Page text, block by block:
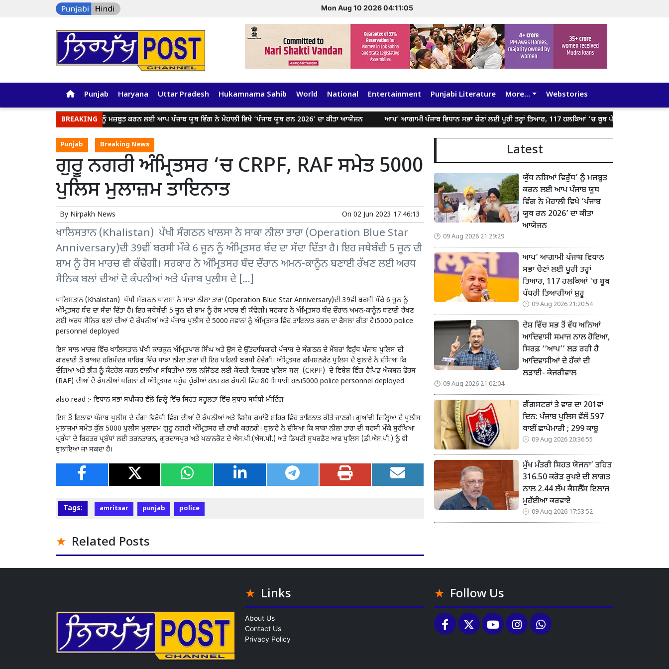
Mon Aug 10 2026 04:11:06
Punjab Haryana Uttar Pradesh Hukamnama Sahib World National Entertainment Punjabi Literature More... Webstories
BREAKING
ਯੁੱਧ ਨਸ਼ਿਆਂ ਵਿਰੁੱਧ’ ਨੂੰ ਮਜ਼ਬੂਤ ਕਰਨ ਲਈ ਆਪ ਪੰਜਾਬ ਯੂਥ ਵਿੰਗ ਨੇ ਮੋਹਾਲੀ ਵਿਖੇ ‘ਪੰਜਾਬ ਯੂਥ ਰਨ 2026’ ਦਾ ਕੀਤਾ ਆਯੋਜਨ ਆਪ' ਆਗਾਮੀ ਪੰਜਾਬ ਵਿਧਾਨ ਸਭਾ ਚੋਣਾਂ ਲਈ ਪੂਰੀ ਤਰ੍ਹਾਂ ਤਿਆਰ, 117 ਹਲਕਿਆਂ 'ਚ ਬੂਥ ਪੱਧਰੀ ਤਿਆਰੀਆਂ ਸ਼ੁਰੂ
Punjab Breaking News
ਗੁਰੂ ਨਗਰੀ ਅੰਮ੍ਰਿਤਸਰ ‘ਚ CRPF, RAF ਸਮੇਤ 5000
ਪੁਲਿਸ ਮੁਲਾਜ਼ਮ ਤਾਇਨਾਤ
By Nirpakh News On 02 Jun 2023 17:46:13
ਖਾਲਿਸਤਾਨ (Khalistan) ਪੱਖੀ ਸੰਗਠਨ ਖਾਲਸਾ ਨੇ ਸਾਕਾ ਨੀਲਾ ਤਾਰਾ (Operation Blue Star
Anniversary)ਦੀ 39ਵੀਂ ਬਰਸੀ ਮੌਕੇ 6 ਜੂਨ ਨੂੰ ਅੰਮ੍ਰਿਤਸਰ ਬੰਦ ਦਾ ਸੱਦਾ ਦਿੱਤਾ ਹੈ। ਇਹ ਜਥੇਬੰਦੀ 5 ਜੂਨ ਦੀ
ਸ਼ਾਮ ਨੂੰ ਰੋਸ ਮਾਰਚ ਵੀ ਕੱਢੇਗੀ। ਸਰਕਾਰ ਨੇ ਅੰਮ੍ਰਿਤਸਰ ਬੰਦ ਦੌਰਾਨ ਅਮਨ-ਕਾਨੂੰਨ ਬਣਾਈ ਰੱਖਣ ਲਈ ਅਰਧ
ਸੈਨਿਕ ਬਲਾਂ ਦੀਆਂ ਦੋ ਕੰਪਨੀਆਂ ਅਤੇ ਪੰਜਾਬ ਪੁਲੀਸ ਦੇ […]
ਖਾਲਿਸਤਾਨ (Khalistan) ਪੱਖੀ ਸੰਗਠਨ ਖਾਲਸਾ ਨੇ ਸਾਕਾ ਨੀਲਾ ਤਾਰਾ (Operation Blue Star Anniversary)ਦੀ 39ਵੀਂ ਬਰਸੀ ਮੌਕੇ 6 ਜੂਨ ਨੂੰ
ਅੰਮ੍ਰਿਤਸਰ ਬੰਦ ਦਾ ਸੱਦਾ ਦਿੱਤਾ ਹੈ। ਇਹ ਜਥੇਬੰਦੀ 5 ਜੂਨ ਦੀ ਸ਼ਾਮ ਨੂੰ ਰੋਸ ਮਾਰਚ ਵੀ ਕੱਢੇਗੀ। ਸਰਕਾਰ ਨੇ ਅੰਮ੍ਰਿਤਸਰ ਬੰਦ ਦੌਰਾਨ ਅਮਨ-ਕਾਨੂੰਨ ਬਣਾਈ ਰੱਖਣ
ਲਈ ਅਰਧ ਸੈਨਿਕ ਬਲਾਂ ਦੀਆਂ ਦੋ ਕੰਪਨੀਆਂ ਅਤੇ ਪੰਜਾਬ ਪੁਲੀਸ ਦੇ 5000 ਜਵਾਨਾਂ ਨੂੰ ਅੰਮ੍ਰਿਤਸਰ ਵਿੱਚ ਤਾਇਨਾਤ ਕਰਨ ਦਾ ਫੈਸਲਾ ਕੀਤਾ ਹੈ।5000 police
personnel deployed
ਇਸ ਸਾਲ ਮਾਰਚ ਵਿੱਚ ਖਾਲਿਸਤਾਨ ਪੱਖੀ ਕਾਰਕੁਨ ਅੰਮ੍ਰਿਤਪਾਲ ਸਿੰਘ ਅਤੇ ਉਸ ਦੇ ਉੱਤਰਾਧਿਕਾਰੀ ਪੰਜਾਬ ਦੇ ਸੰਗਠਨ ਦੇ ਮੈਂਬਰਾਂ ਵਿਰੁੱਧ ਪੰਜਾਬ ਪੁਲਿਸ ਦੀ
ਕਾਰਵਾਈ ਤੋਂ ਬਾਅਦ ਹਰਿਮੰਦਰ ਸਾਹਿਬ ਵਿੱਚ ਸਾਕਾ ਨੀਲਾ ਤਾਰਾ ਦੀ ਇਹ ਪਹਿਲੀ ਬਰਸੀ ਹੋਵੇਗੀ। ਅੰਮ੍ਰਿਤਸਰ ਕਮਿਸ਼ਨਰੇਟ ਪੁਲਿਸ ਦੇ ਬੁਲਾਰੇ ਨੇ ਦੱਸਿਆ ਕਿ
ਦੰਗਿਆਂ ਅਤੇ ਭੀੜ ਨੂੰ ਕੰਟਰੋਲ ਕਰਨ ਵਾਲੀਆਂ ਸਥਿਤੀਆਂ ਨਾਲ ਨਜਿੱਠਣ ਲਈ ਕੇਂਦਰੀ ਰਿਜ਼ਰਵ ਪੁਲਿਸ ਬਲ (CRPF) ਦੇ ਵਿਸ਼ੇਸ਼ ਵਿੰਗ ਰੈਪਿਡ ਐਕਸ਼ਨ ਫੋਰਸ
(RAF) ਦੀਆਂ ਦੋ ਕੰਪਨੀਆਂ ਪਹਿਲਾਂ ਹੀ ਅੰਮ੍ਰਿਤਸਰ ਪਹੁੰਚ ਚੁੱਕੀਆਂ ਹਨ। ਹਰ ਕੰਪਨੀ ਵਿੱਚ 80 ਸਿਪਾਹੀ ਹਨ।5000 police personnel deployed
also read :- ਵਿਧਾਨ ਸਭਾ ਸਪੀਕਰ ਵੱਲੋਂ ਜ਼ਿਲ੍ਹੇ ਵਿੱਚ ਸਿਹਤ ਸਹੂਲਤਾਂ ਵਿੱਚ ਸੁਧਾਰ ਸਬੰਧੀ ਮੀਟਿੰਗ
ਇਸ ਤੋਂ ਇਲਾਵਾ ਪੰਜਾਬ ਪੁਲੀਸ ਦੇ ਦੰਗਾ ਵਿਰੋਧੀ ਵਿੰਗ ਦੀਆਂ ਦੋ ਕੰਪਨੀਆਂ ਅਤੇ ਵਿਸ਼ੇਸ਼ ਕਮਾਂਡੋ ਸ਼ਹਿਰ ਵਿੱਚ ਤਾਇਨਾਤ ਕੀਤੇ ਜਾਣਗੇ। ਗੁਆਂਢੀ ਜ਼ਿਲ੍ਹਿਆਂ ਦੇ ਪੁਲੀਸ
ਮੁਲਾਜ਼ਮਾਂ ਸਮੇਤ ਕੁੱਲ 5000 ਪੁਲੀਸ ਮੁਲਾਜ਼ਮ ਗੁਰੂ ਨਗਰੀ ਅੰਮ੍ਰਿਤਸਰ ਦੀ ਰਾਖੀ ਕਰਨਗੇ। ਬੁਲਾਰੇ ਨੇ ਦੱਸਿਆ ਕਿ ਸਾਕਾ ਨੀਲਾ ਤਾਰਾ ਦੀ ਬਰਸੀ ਮੌਕੇ ਸੁਰੱਖਿਆ
ਪ੍ਰਬੰਧਾਂ ਦੇ ਬਿਹਤਰ ਪ੍ਰਬੰਧਾਂ ਲਈ ਤਰਨਤਾਰਨ, ਗੁਰਦਾਸਪੁਰ ਅਤੇ ਪਠਾਨਕੋਟ ਦੇ ਐਸ.ਪੀ.(ਐਸ.ਪੀ.) ਅਤੇ ਡਿਪਟੀ ਸੁਪਰਡੈਂਟ ਆਫ ਪੁਲਿਸ (ਡੀ.ਐਸ.ਪੀ.) ਨੂੰ ਵੀ
ਬੁਲਾਇਆ ਜਾ ਸਕਦਾ ਹੈ।
Tags: amritsar punjab police
Related Posts
Latest
ਯੁੱਧ ਨਸ਼ਿਆਂ ਵਿਰੁੱਧ’ ਨੂੰ ਮਜ਼ਬੂਤ
ਕਰਨ ਲਈ ਆਪ ਪੰਜਾਬ ਯੂਥ
ਵਿੰਗ ਨੇ ਮੋਹਾਲੀ ਵਿਖੇ ‘ਪੰਜਾਬ
ਯੂਥ ਰਨ 2026’ ਦਾ ਕੀਤਾ
ਆਯੋਜਨ
09 Aug 2026 21:29:29
ਆਪ' ਆਗਾਮੀ ਪੰਜਾਬ ਵਿਧਾਨ
ਸਭਾ ਚੋਣਾਂ ਲਈ ਪੂਰੀ ਤਰ੍ਹਾਂ
ਤਿਆਰ, 117 ਹਲਕਿਆਂ 'ਚ ਬੂਥ
ਪੱਧਰੀ ਤਿਆਰੀਆਂ ਸ਼ੁਰੂ
09 Aug 2026 21:20:54
ਦੇਸ਼ ਵਿੱਚ ਸਭ ਤੋਂ ਵੱਧ ਅਨਿਆਂ
ਆਦਿਵਾਸੀ ਸਮਾਜ ਨਾਲ ਹੋਇਆ,
ਸਿਰਫ਼ ‘‘ਆਪ’’ ਲੜ ਰਹੀ ਹੈ
ਆਦਿਵਾਸੀਆਂ ਦੇ ਹੱਕਾਂ ਦੀ
ਲੜਾਈ- ਕੇਜਰੀਵਾਲ
09 Aug 2026 21:02:04
ਗੈਂਗਸਟਰਾਂ ਤੇ ਵਾਰ ਦਾ 201ਵਾਂ
ਦਿਨ: ਪੰਜਾਬ ਪੁਲਿਸ ਵੱਲੋਂ 597
ਥਾਈਂ ਛਾਪੇਮਾਰੀ ; 299 ਕਾਬੂ
09 Aug 2026 20:36:55
ਮੁੱਖ ਮੰਤਰੀ ਸਿਹਤ ਯੋਜਨਾ’ ਤਹਿਤ
316.50 ਕਰੋੜ ਰੁਪਏ ਦੀ ਲਾਗਤ
ਨਾਲ 2.44 ਲੱਖ ਕੈਸ਼ਲੈੱਸ ਇਲਾਜ
ਮੁਹੱਈਆ ਕਰਵਾਏੇ
09 Aug 2026 17:53:52
Links
About Us
Contact Us
Privacy Policy
Follow Us